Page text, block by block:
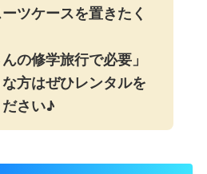
ーツケースを置きたく
んの修学旅行で必要」
方はぜひレンタルを
さい♪